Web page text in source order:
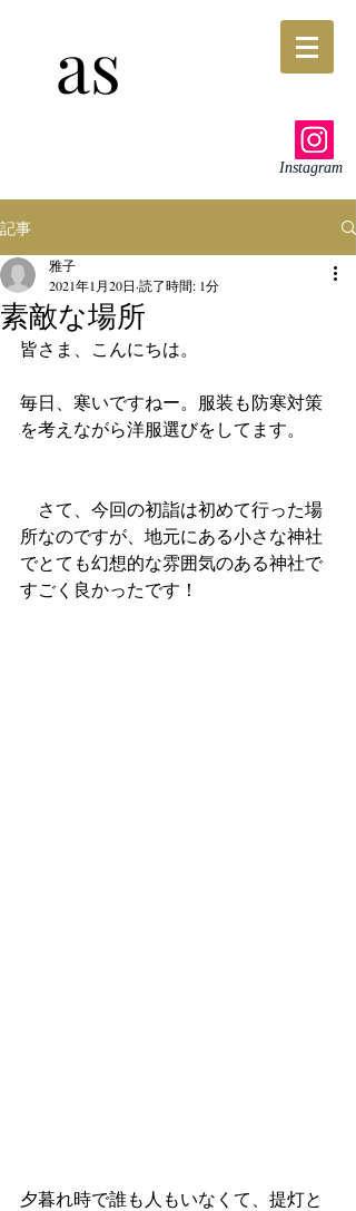
as
Instagram
記事
素敵な場所
雅子
2021年1月20日 読了時間: 1分
皆さま、こんにちは。
毎日、寒いですねー。服装も防寒対策
を考えながら洋服選びをしてます。
さて、今回の初詣は初めて行った場
所なのですが、地元にある小さな神社
でとても幻想的な雰囲気のある神社で
すごく良かったです！
夕暮れ時で誰も人もいなくて、提灯と